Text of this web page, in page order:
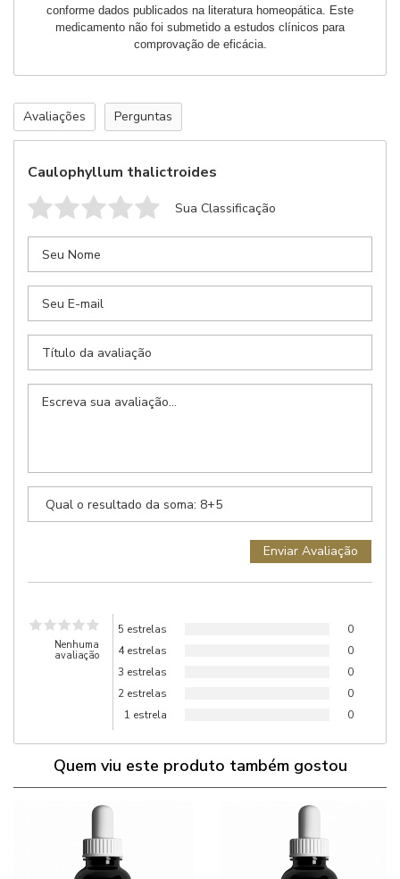
sua receita
Retornaremos seu contato com previsão de entrega
Nenhum arquivo selecionado
conforme dados publicados na literatura homeopática. Este
medicamento não foi submetido a estudos clínicos para
comprovação de eficácia.
Avaliações Perguntas
Caulophyllum thalictroides
Sua Classificação
Nenhuma
avaliação
5 estrelas
0
4 estrelas
0
3 estrelas
0
2 estrelas
0
1 estrela
0
Quem viu este produto também gostou